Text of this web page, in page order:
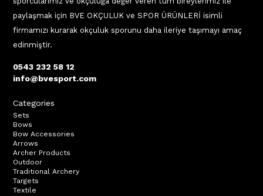
paylaşmak için BVE OKÇULUK ve SPOR ÜRÜNLERİ isimli
firmamızı kurarak okçuluk sporunu daha ileriye taşımayı amaç
edinmiştir.
0543 232 58 12
info@bvesport.com
Categories
Sets
Bows
Bow Accessories
Arrows
Archer Products
Outdoor
Traditional Archery
Targets
Textile